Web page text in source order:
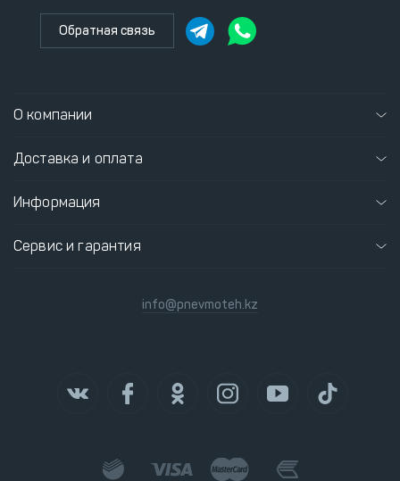
Обратная связь
О компании
Доставка и оплата
Информация
Сервис и гарантия
info@pnevmoteh.kz